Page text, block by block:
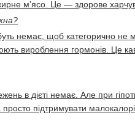
м’ясо. Це — здорове
немає, щоб категорично
вироблення гормонів. Це
в дієті немає. Але при
просто підтримувати